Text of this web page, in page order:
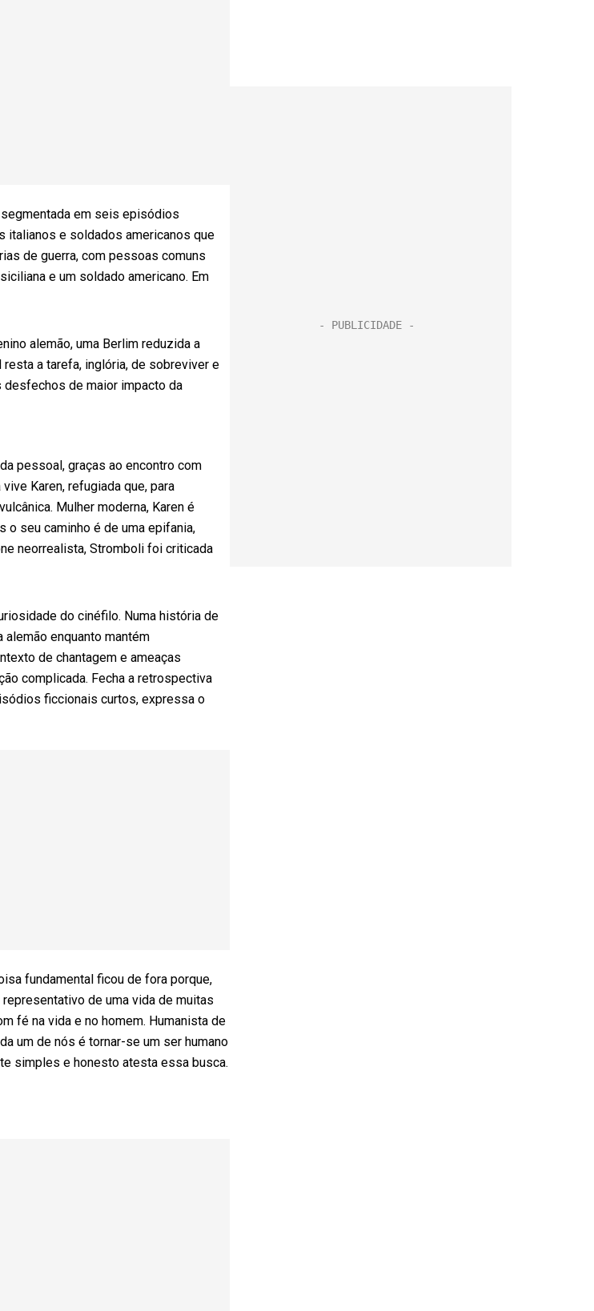
segmentada em seis episódios
italianos e soldados americanos que
de guerra, com pessoas comuns
e um soldado americano. Em
alemão, uma Berlim reduzida a
a tarefa, inglória, de sobreviver e
desfechos de maior impacto da
pessoal, graças ao encontro com
Karen, refugiada que, para
Mulher moderna, Karen é
seu caminho é de uma epifania,
neorrealista, Stromboli foi criticada
do cinéfilo. Numa história de
enquanto mantém
de chantagem e ameaças
complicada. Fecha a retrospectiva
ficcionais curtos, expressa o
fundamental ficou de fora porque,
de uma vida de muitas
fé na vida e no homem. Humanista de
um de nós é tornar-se um ser humano
simples e honesto atesta essa busca.